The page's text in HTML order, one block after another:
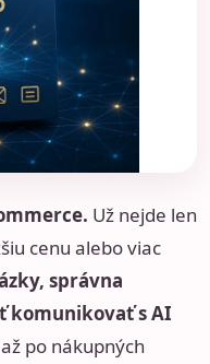
Už nejde len
cenu alebo viac
správna
komunikovať s AI
po nákupných